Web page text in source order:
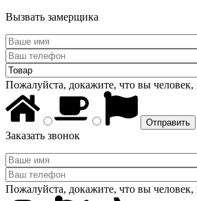
Вызвать замерщика
Пожалуйста, докажите, что вы человек,
Заказать звонок
Пожалуйста, докажите, что вы человек,